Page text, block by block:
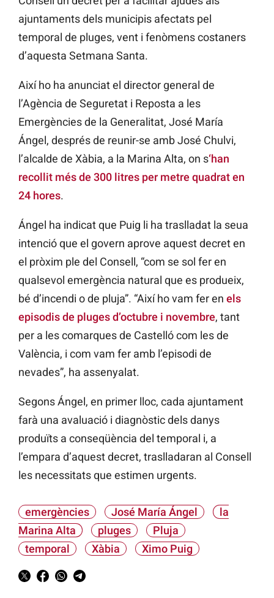
ajuntaments dels municipis afectats pel
temporal de pluges, vent i fenòmens costaners
d’aquesta Setmana Santa.
Així ho ha anunciat el director general de
l’Agència de Seguretat i Reposta a les
Emergències de la Generalitat, José María
Ángel, després de reunir-se amb José Chulvi,
l’alcalde de Xàbia, a la Marina Alta, on s‘han
recollit més de 300 litres per metre quadrat en
24 hores.
Ángel ha indicat que Puig li ha traslladat la seua
intenció que el govern aprove aquest decret en
el pròxim ple del Consell, “com se sol fer en
qualsevol emergència natural que es produeix,
bé d’incendi o de pluja”. “Així ho vam fer en els
episodis de pluges d’octubre i novembre, tant
per a les comarques de Castelló com les de
València, i com vam fer amb l’episodi de
nevades”, ha assenyalat.
Segons Ángel, en primer lloc, cada ajuntament
farà una avaluació i diagnòstic dels danys
produïts a conseqüència del temporal i, a
l’empara d’aquest decret, traslladaran al Consell
les necessitats que estimen urgents.
emergències José María Ángel
la
Marina Alta
pluges
Pluja
temporal
Xàbia Ximo Puig